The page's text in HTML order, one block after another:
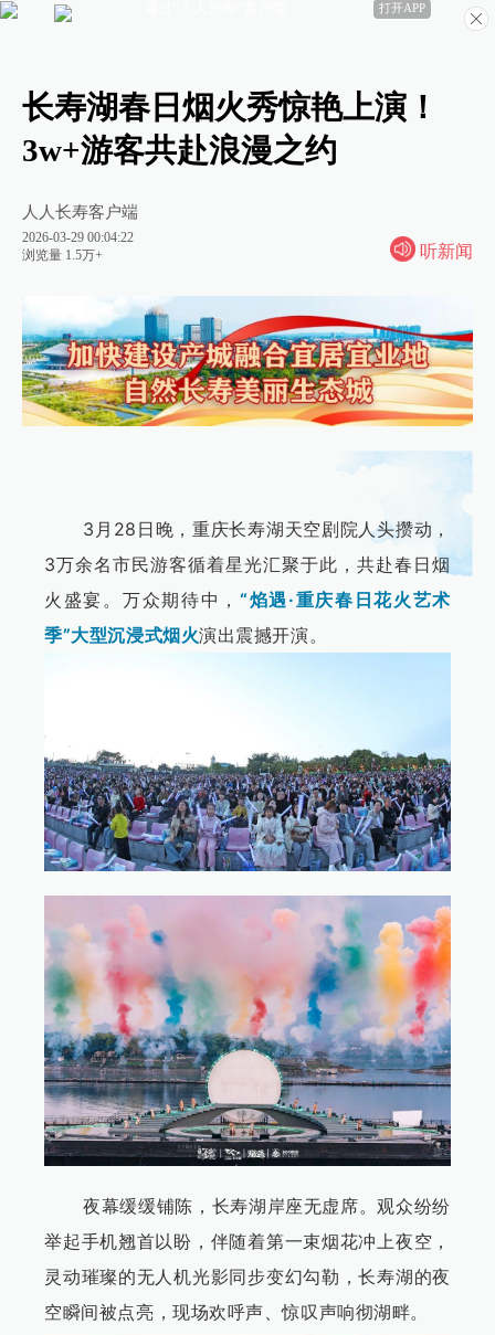
长寿湖春日烟火秀惊艳上演！
3w+游客共赴浪漫之约
人人长寿客户端
2026-03-29 00:04:22
浏览量 1.5万+
听新闻
3月28日晚，重庆长寿湖天空剧院人头攒动，
3万余名市民游客循着星光汇聚于此，共赴春日烟
火盛宴。万众期待中， “焰遇·重庆春日花火艺术
季”大型沉浸式烟火演出震撼开演。
夜幕缓缓铺陈，长寿湖岸座无虚席。观众纷纷
举起手机翘首以盼，伴随着第一束烟花冲上夜空，
灵动璀璨的无人机光影同步变幻勾勒，长寿湖的夜
空瞬间被点亮，现场欢呼声、惊叹声响彻湖畔。
打开APP